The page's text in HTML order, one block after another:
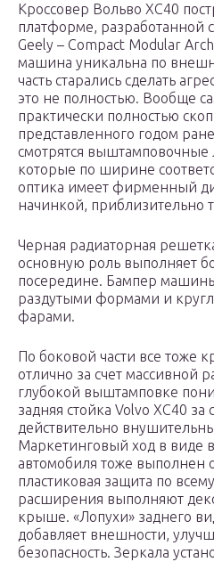
Кроссовер Вольво ХС40
платформе, разработанной
Geely – Compact Modular
машина уникальна по
часть старались сделать
это не полностью. Вообще
практически полностью
представленного годом
смотрятся
которые по ширине
оптика имеет фирменный
начинкой, приблизительно
Черная радиаторная
основную роль выполняет
посередине. Бампер машины
раздутыми формами и
фарами.
По боковой части все тоже
отлично за счет массивной
глубокой выштамповке
задняя стойка Volvo XC40
действительно
Маркетинговый ход в виде
автомобиля тоже выполнен
пластиковая защита по
расширения выполняют
крыше. «Лопухи» заднего
добавляет внешности,
безопасность. Зеркала